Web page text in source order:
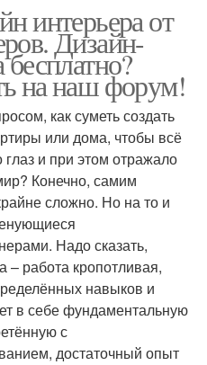
интерьера от
Дизайн-
на наш форум!
как суметь создать
или дома, чтобы всё
и при этом отражало
Конечно, самим
сложно. Но на то и
Надо сказать,
– работа кропотливая,
навыков и
в себе фундаментальную
с
достаточный опыт